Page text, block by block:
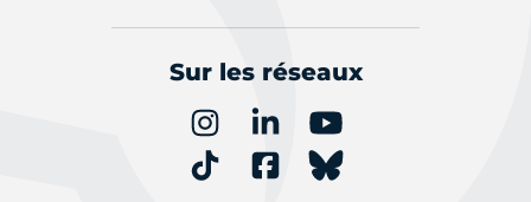
Sur les réseaux